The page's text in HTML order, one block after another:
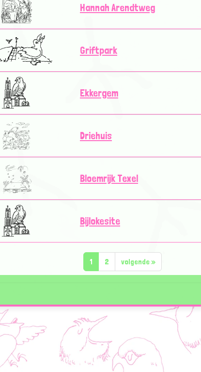
Hannah Arendtweg
Griftpark
Ekkergem
Driehuis
Bloemrijk Texel
Bijlokesite
1 2 volgende»